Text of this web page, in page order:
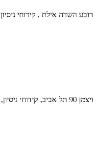
רובע השדה אילת , קידוחי ניסיון
ויצמן 90 תל אביב, קידוחי ניסיון, קידוח פיאזומטר לעומק 50 מטר